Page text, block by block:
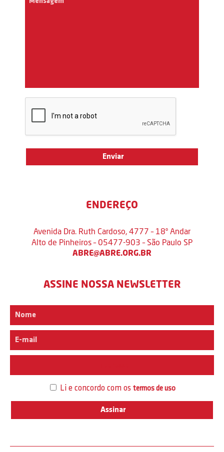
ENDEREÇO
Avenida Dra. Ruth Cardoso, 4777 – 18º Andar
Alto de Pinheiros – 05477-903 – São Paulo SP
ABRE@ABRE.ORG.BR
ASSINE NOSSA NEWSLETTER
Li e concordo com os termos de uso